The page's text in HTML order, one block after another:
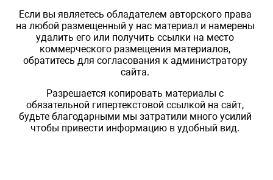
Если вы являетесь обладателем авторского права
на любой размещенный у нас материал и намерены
удалить его или получить ссылки на место
коммерческого размещения материалов,
обратитесь для согласования к администратору
сайта.
Разрешается копировать материалы с
обязательной гипертекстовой ссылкой на сайт,
будьте благодарными мы затратили много усилий
чтобы привести информацию в удобный вид.